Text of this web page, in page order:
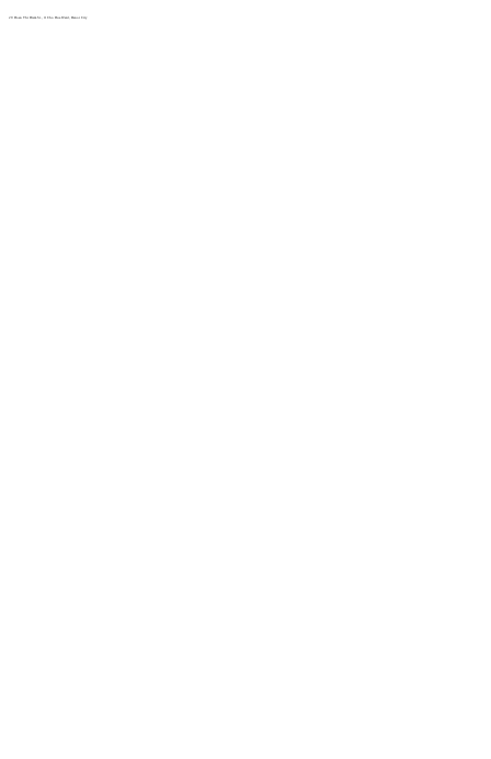
29 Doan Thi Diem St., O Cho Dua Ward, Hanoi City